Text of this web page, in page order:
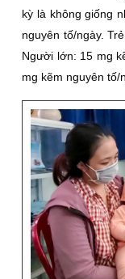
kỳ là không giống
nguyên tố/ngày.
Người lớn: 15 mg
mg kẽm nguyên tố/